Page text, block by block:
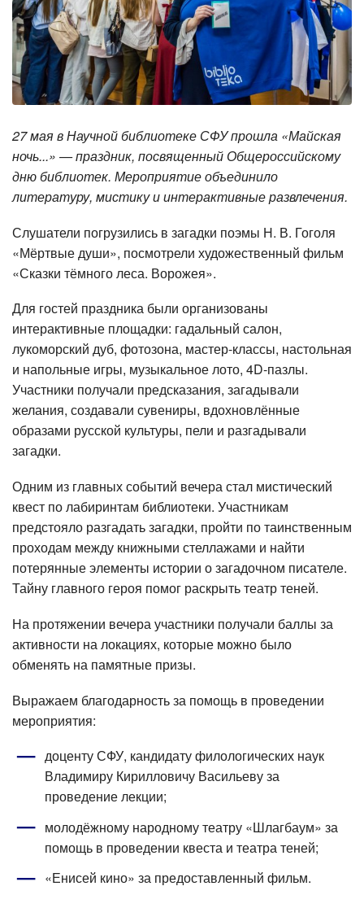
27 мая в Научной библиотеке СФУ прошла «Майская
ночь...» — праздник, посвященный Общероссийскому
дню библиотек. Мероприятие объединило
литературу, мистику и интерактивные развлечения.
Слушатели погрузились в загадки поэмы Н. В. Гоголя
«Мёртвые души», посмотрели художественный фильм
«Сказки тёмного леса. Ворожея».
Для гостей праздника были организованы
интерактивные площадки: гадальный салон,
лукоморский дуб, фотозона, мастер-классы, настольная
и напольные игры, музыкальное лото, 4D-пазлы.
Участники получали предсказания, загадывали
желания, создавали сувениры, вдохновлённые
образами русской культуры, пели и разгадывали
загадки.
Одним из главных событий вечера стал мистический
квест по лабиринтам библиотеки. Участникам
предстояло разгадать загадки, пройти по таинственным
проходам между книжными стеллажами и найти
потерянные элементы истории о загадочном писателе.
Тайну главного героя помог раскрыть театр теней.
На протяжении вечера участники получали баллы за
активности на локациях, которые можно было
обменять на памятные призы.
Выражаем благодарность за помощь в проведении
мероприятия:
доценту СФУ, кандидату филологических наук
Владимиру Кирилловичу Васильеву за
проведение лекции;
молодёжному народному театру «Шлагбаум» за
помощь в проведении квеста и театра теней;
«Енисей кино» за предоставленный фильм.